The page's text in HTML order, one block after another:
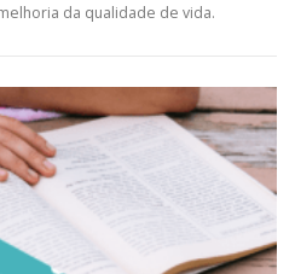
da qualidade de vida.